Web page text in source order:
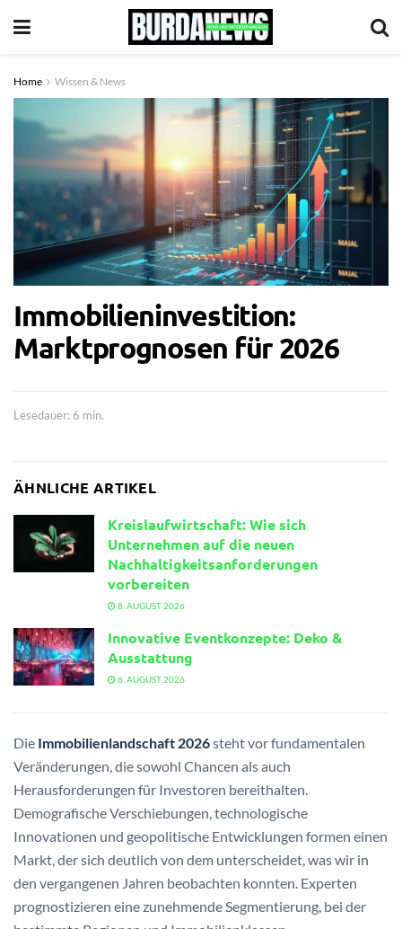
Home Wissen & News
Immobilieninvestition:
Marktprognosen für 2026
Lesedauer: 6 min.
ÄHNLICHE ARTIKEL
Kreislaufwirtschaft: Wie sich
Unternehmen auf die neuen
Nachhaltigkeitsanforderungen
vorbereiten
8. AUGUST 2026
Innovative Eventkonzepte: Deko &
Ausstattung
6. AUGUST 2026
Die Immobilienlandschaft 2026steht vor fundamentalen
Veränderungen, die sowohl Chancen als auch
Herausforderungen für Investoren bereithalten.
Demografische Verschiebungen, technologische
Innovationen und geopolitische Entwicklungen formen einen
Markt, der sich deutlich von dem unterscheidet, was wir in
den vergangenen Jahren beobachten konnten. Experten
prognostizieren eine zunehmende Segmentierung, bei der